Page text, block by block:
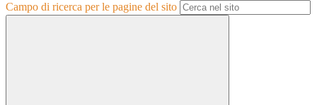
Campo di ricerca per le pagine del sito